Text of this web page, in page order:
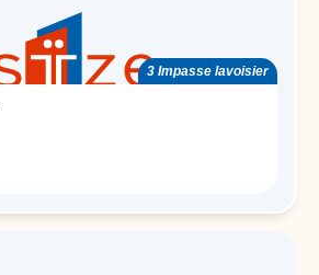
3 Impasse lavoisier